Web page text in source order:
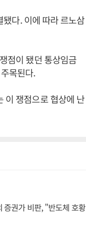
다. 이에 따라 르노삼
점이 됐던 통상임금
목된다.
이 쟁점으로 협상에 난
증권가 비판, "반도체 호황